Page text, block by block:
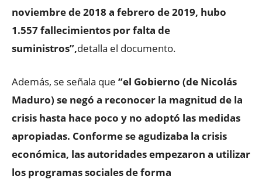
noviembre de 2018 a febrero de 2019, hubo
1.557 fallecimientos por falta de
suministros”,detalla el documento.
Además, se señala que “el Gobierno (de Nicolás
Maduro) se negó a reconocer la magnitud de la
crisis hasta hace poco y no adoptó las medidas
apropiadas. Conforme se agudizaba la crisis
económica, las autoridades empezaron a utilizar
los programas sociales de forma